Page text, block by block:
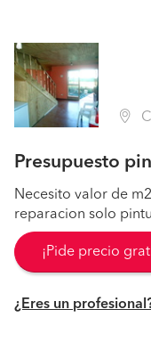
Presupuesto
Necesito valor de
reparacion solo
¡Pide precio
¿Eres un